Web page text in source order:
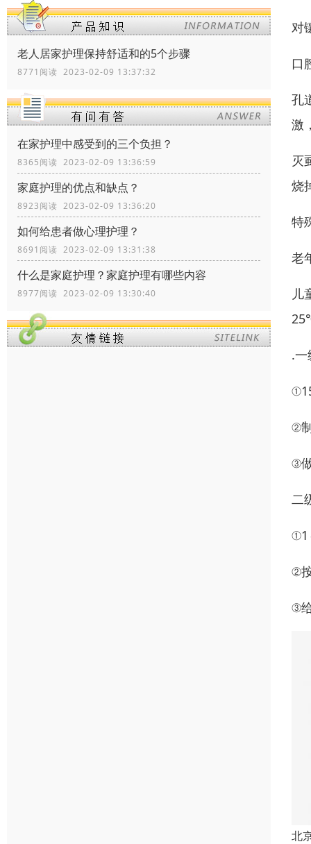
老人居家护理保持舒适和的5个步骤
8771阅读 2023-02-09 13:37:32
在家护理中感受到的三个负担？
8365阅读 2023-02-09 13:36:59
家庭护理的优点和缺点？
8923阅读 2023-02-09 13:36:20
如何给患者做心理护理？
8691阅读 2023-02-09 13:31:38
什么是家庭护理？家庭护理有哪些内容
8977阅读 2023-02-09 13:30:40
对
口
孔
激
灭
烧
特
老
儿
.
②
③
二
①1
②
③
北